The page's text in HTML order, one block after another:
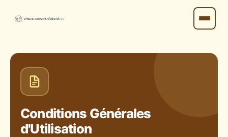
Conditions Générales
d'Utilisation